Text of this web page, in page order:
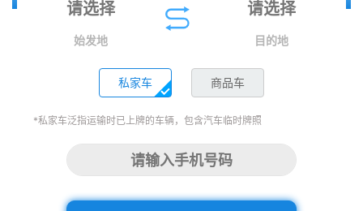
始发地 目的地
私家车 商品车
*私家车泛指运输时已上牌的车辆，包含汽车临时牌照